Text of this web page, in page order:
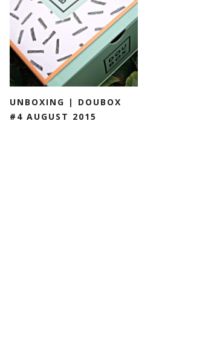
UNBOXING | DOUBOX
#4 AUGUST 2015